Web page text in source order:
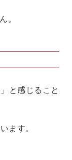
。
と感じること
ます。